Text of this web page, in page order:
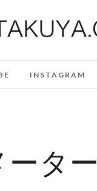
INSTAGRAM
ター